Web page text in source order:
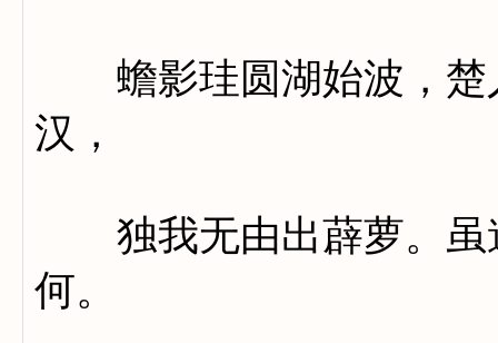
蟾影珪圆湖始波，楚
汉，
独我无由出薜萝。虽
何。